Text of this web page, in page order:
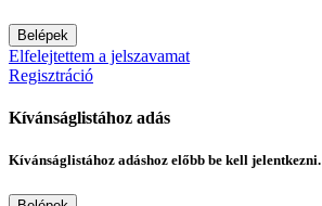
Belépek
Elfelejtettem a jelszavamat
Regisztráció
Kívánságlistához adás
Kívánságlistához adáshoz előbb be kell jelentkezni.